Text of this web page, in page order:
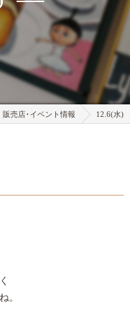
販売店･イベント情報 12.6(水)
。